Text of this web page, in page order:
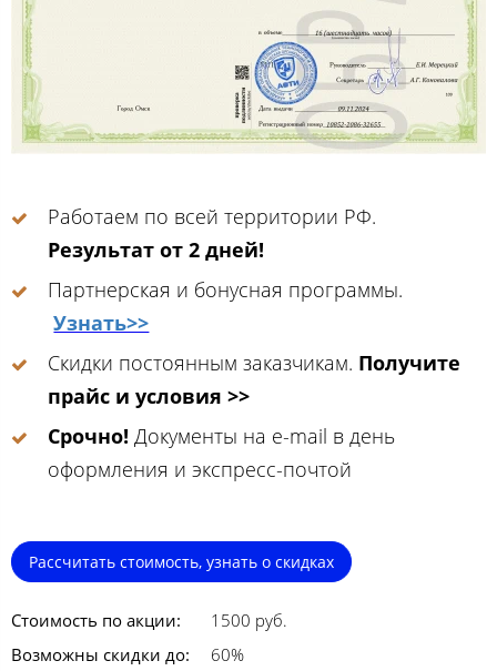
Работаем по всей территории РФ.
Результат от 2 дней!
Партнерская и бонусная программы.
Узнать>>
Скидки постоянным заказчикам. Получите
прайс и условия >>
Срочно! Документы на e-mail в день
оформления и экспресс-почтой
Рассчитать стоимость, узнать о скидках
Стоимость по акции:
1500 руб.
Возможны скидки до:
60%